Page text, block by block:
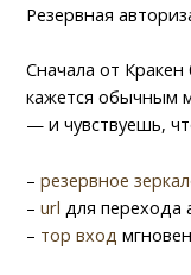
Резервная
Сначала от
кажется обычным
— и чувствуешь,
–резервное
–url для перехода
– тор вход